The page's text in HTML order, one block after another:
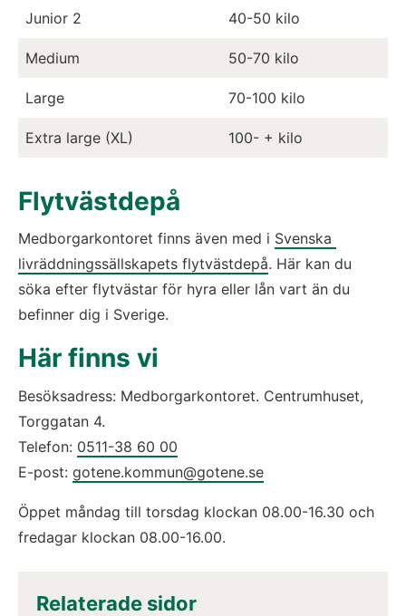
Junior 2 40-50 kilo
Medium 50-70 kilo
Large 70-100 kilo
Extra large (XL) 100- + kilo
Flytvästdepå
Medborgarkontoret finns även med i Svenska
livräddningssällskapets flytvästdepå. Här kan du
söka efter flytvästar för hyra eller lån vart än du
befinner dig i Sverige.
Här finns vi
Besöksadress: Medborgarkontoret. Centrumhuset,
Torggatan 4.
Telefon: 0511-38 60 00
E-post: gotene.kommun@gotene.se
Öppet måndag till torsdag klockan 08.00-16.30 och
fredagar klockan 08.00-16.00.
Relaterade sidor